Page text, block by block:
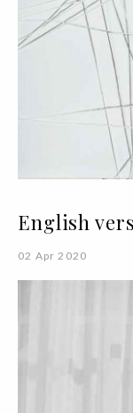
English
02 Apr 2020